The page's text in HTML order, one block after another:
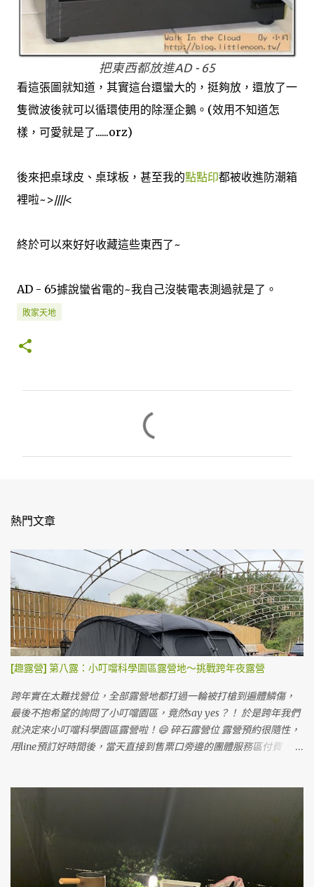
把東西都放進AD - 65
看這張圖就知道，其實這台還蠻大的，挺夠放，還放了一
隻微波後就可以循環使用的除溼企鵝。(效用不知道怎
樣，可愛就是了......orz)
後來把桌球皮、桌球板，甚至我的點點印都被收進防潮箱
裡啦~>////<
終於可以來好好收藏這些東西了~
AD - 65據說蠻省電的~我自己沒裝電表測過就是了。
敗家天地
熱門文章
[趣露營] 第八露：小叮噹科學園區露營地～挑戰跨年夜露營
跨年實在太難找營位，全部露營地都打過一輪被打槍到遍體鱗傷，
最後不抱希望的詢問了小叮噹園區，竟然say yes？！ 於是跨年我們
就決定來小叮噹科學園區露營啦！😄 碎石露營位 露營預約很隨性，
用line預訂好時間後，當天直接到售票口旁邊的團體服務區付費，會
們搭在旁邊的碎石區，上面有鋼架。這次露營最慘的就在這裡，因
為搭到一半風太大把帳篷整個吹起來，鋼架的鋼條沒固定整個掉下
來，帳篷就被刺穿很多個洞...如果要搭在碎石區的朋友們要注意。好
處是車可以停帳邊，而且這裡的碎石真的很硬，墊在最下層的底布